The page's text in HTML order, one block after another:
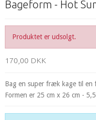
Bageform - Hot
Produktet er udsolgt.
170,00 DKK
Bag en super fræk kage til en
Formen er 25 cm x 26 cm -